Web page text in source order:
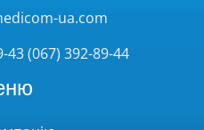
ua.com
43 (067) 392-89-44